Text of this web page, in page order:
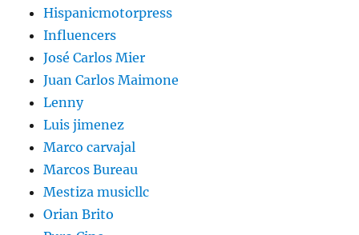
Hispanicmotorpress
Influencers
José Carlos Mier
Juan Carlos Maimone
Lenny
Luis jimenez
Marco carvajal
Marcos Bureau
Mestiza musicllc
Orian Brito